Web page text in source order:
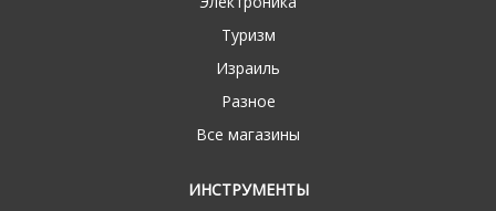
Туризм
Израиль
Разное
Все магазины
ИНСТРУМЕНТЫ